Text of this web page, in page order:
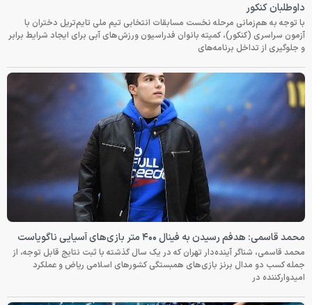
داوطلبان کنکور
با توجه به هم‌زمانی مرحله نخست مسابقات انتخابی تیم ملی تایم‌تریل دختران با
آزمون سراسری (کنکور)، کمیته بانوان فدراسیون ورزش‌های آبی برای ایجاد شرایط برابر
و جلوگیری از تداخل برنامه‌های
محمد قاسمی: هدفم رسیدن به فینال ۴۰۰ متر بازی‌های آسیایی ناگویاست
محمد قاسمی، شناگر آینده‌دار تهران که در یک سال گذشته با ثبت نتایج قابل توجه، از
جمله کسب دو مدال برنز بازی‌های همبستگی کشورهای اسلامی ریاض و عملکرد
امیدوارکننده در